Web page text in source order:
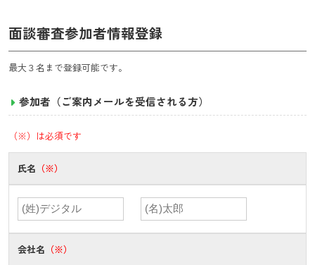
面談審査参加者情報登録
最大３名まで登録可能です。
参加者（ご案内メールを受信される方）
（※）は必須です
氏名 （※）
会社名 （※）